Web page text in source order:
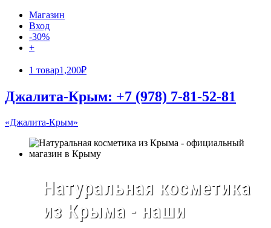
Магазин
Вход
-30%
+
1 товар1,200₽
Джалита-Крым: +7 (978) 7-81-52-81
«Джалита-Крым»
Натуральная косметика
из Крыма - наши